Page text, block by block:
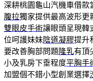
深耕桃園龜山汽機車借款
腹拉獨家提供最高波形更
雙眼皮手術讓眼頭呈現韓
位呵護妹妹陰道凝膠提升
要改善胸部問題 隆乳有頂
小及乳房下垂程度平胸手
加盟個不錯小型創業選擇